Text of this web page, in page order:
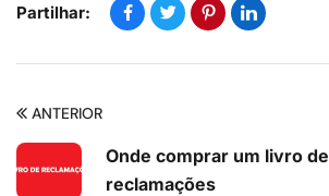
Partilhar:
ANTERIOR
Onde comprar um livro de
reclamações